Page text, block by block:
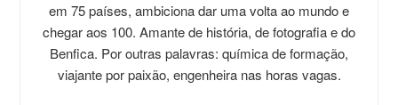
em 75 países, ambiciona dar uma volta ao mundo e
chegar aos 100. Amante de história, de fotografia e do
Benfica. Por outras palavras: química de formação,
viajante por paixão, engenheira nas horas vagas.